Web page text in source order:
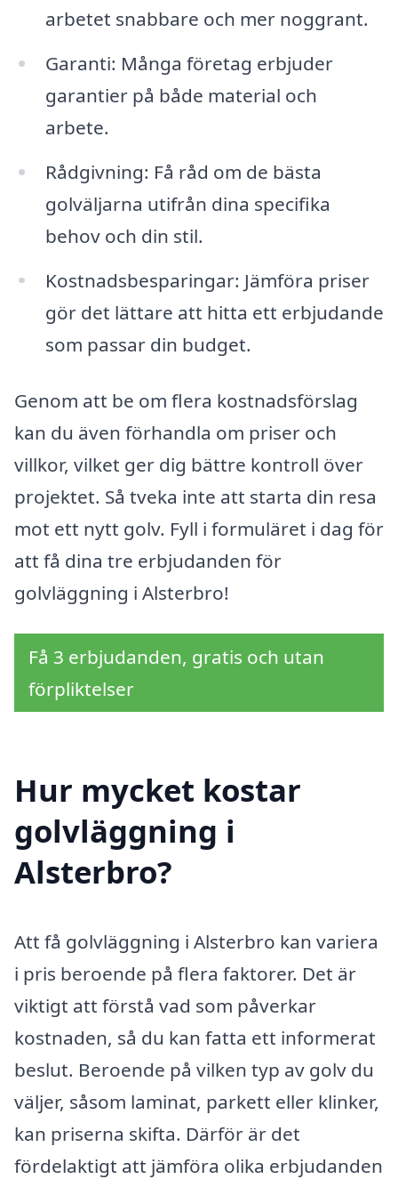
arbetet snabbare och mer noggrant.
Garanti: Många företag erbjuder
garantier på både material och
arbete.
Rådgivning: Få råd om de bästa
golväljarna utifrån dina specifika
behov och din stil.
Kostnadsbesparingar: Jämföra priser
gör det lättare att hitta ett erbjudande
som passar din budget.
Genom att be om flera kostnadsförslag
kan du även förhandla om priser och
villkor, vilket ger dig bättre kontroll över
projektet. Så tveka inte att starta din resa
mot ett nytt golv. Fyll i formuläret i dag för
att få dina tre erbjudanden för
golvläggning i Alsterbro!
Få 3 erbjudanden, gratis och utan
förpliktelser
Hur mycket kostar
golvläggning i
Alsterbro?
Att få golvläggning i Alsterbro kan variera
i pris beroende på flera faktorer. Det är
viktigt att förstå vad som påverkar
kostnaden, så du kan fatta ett informerat
beslut. Beroende på vilken typ av golv du
väljer, såsom laminat, parkett eller klinker,
kan priserna skifta. Därför är det
fördelaktigt att jämföra olika erbjudanden